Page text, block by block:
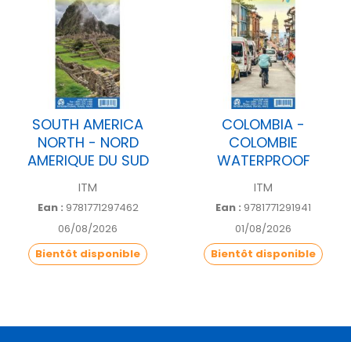
SOUTH AMERICA
NORTH - NORD
AMERIQUE DU SUD
ITM
Ean : 9781771297462
06/08/2026
Bientôt disponible
COLOMBIA -
COLOMBIE
WATERPROOF
ITM
Ean : 9781771291941
01/08/2026
Bientôt disponible